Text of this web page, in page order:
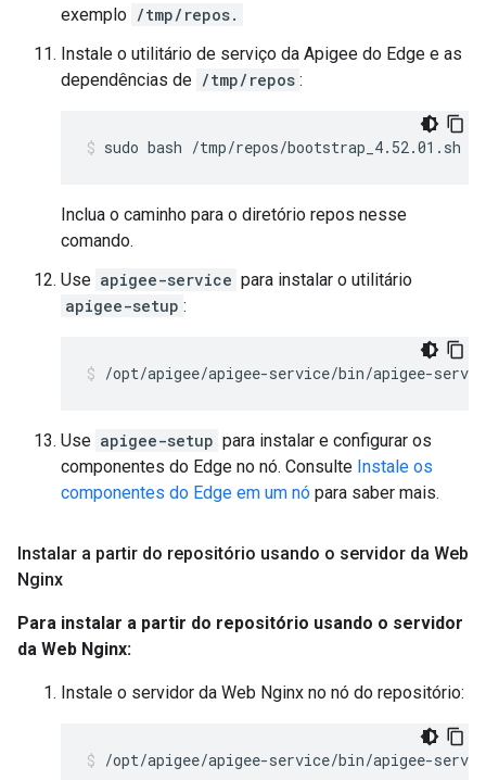
exemplo /tmp/repos.
Instale o utilitário de serviço da Apigee do Edge e as
dependências de /tmp/repos :
sudo bash /tmp/repos/bootstrap_4.52.01.sh
Inclua o caminho para o diretório repos nesse
comando.
Use apigee-service para instalar o utilitário
apigee-setup :
/opt/apigee/apigee-service/bin/apigee-
Use apigee-setup para instalar e configurar os
componentes do Edge no nó. Consulte Instale os
componentes do Edge em um nó para saber mais.
Instalar a partir do repositório usando o servidor da Web
Nginx
Para instalar a partir do repositório usando o servidor
da Web Nginx:
Instale o servidor da Web Nginx no nó do repositório:
/opt/apigee/apigee-service/bin/apigee-